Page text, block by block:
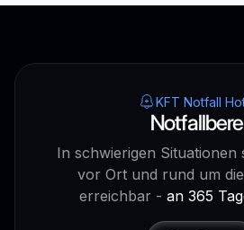
KFT Notfall
In schwierigen Situationen
vor Ort und rund um
erreichbar - an 365